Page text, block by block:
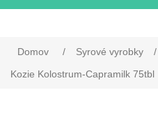
Domov / Syrové vyrobky /
Kozie Kolostrum-Capramilk 75tbl